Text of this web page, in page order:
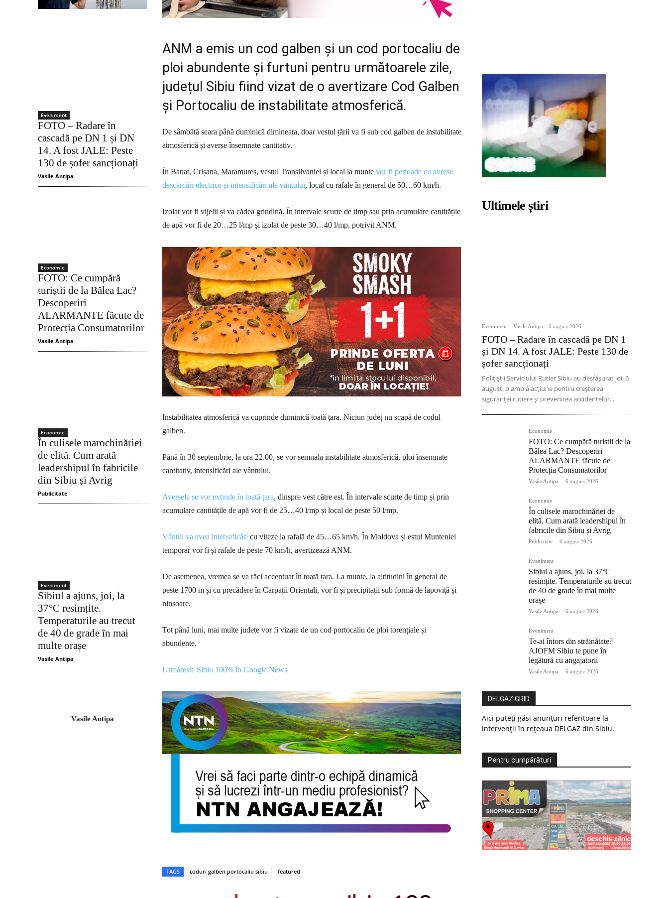
Eveniment
FOTO – Radare în
cascadă pe DN 1 și DN
14. A fost JALE: Peste
130 de șofer sancționați
Vasile Antipa
Economie
FOTO: Ce cumpără
turiștii de la Bâlea Lac?
Descoperiri
ALARMANTE făcute de
Protecția Consumatorilor
Vasile Antipa
Economie
În culisele marochinăriei
de elită. Cum arată
leadershipul în fabricile
din Sibiu și Avrig
Publicitate
Eveniment
Sibiul a ajuns, joi, la
37°C resimțite.
Temperaturile au trecut
de 40 de grade în mai
multe orașe
Vasile Antipa
Vasile Antipa
ANM a emis un cod galben și un cod portocaliu de
ploi abundente și furtuni pentru următoarele zile,
județul Sibiu fiind vizat de o avertizare Cod Galben
și Portocaliu de instabilitate atmosferică.
De sâmbătă seara până duminică dimineața, doar vestul țării va fi sub cod galben de instabilitate
atmosferică și averse însemnate cantitativ.
În Banat, Crișana, Maramureș, vestul Transilvaniei și local la munte vor fi perioade cu averse,
descărcări electrice și intensificări ale vântului, local cu rafale în general de 50…60 km/h.
Izolat vor fi vijelii și va cădea grindină. În intervale scurte de timp sau prin acumulare cantitățile
de apă vor fi de 20…25 l/mp și izolat de peste 30…40 l/mp, potrivit ANM.
Instabilitatea atmosferică va cuprinde duminică toată țara. Niciun județ nu scapă de codul
galben.
Până în 30 septembrie, la ora 22.00, se vor semnala instabilitate atmosferică, ploi însemnate
cantitativ, intensificări ale vântului.
Aversele se vor extinde în toată țara, dinspre vest către est. În intervale scurte de timp și prin
acumulare cantitățile de apă vor fi de 25…40 l/mp și local de peste 50 l/mp.
Vântul va avea intensificări cu viteze la rafală de 45…65 km/h. În Moldova și estul Munteniei
temporar vor fi și rafale de peste 70 km/h, avertizează ANM.
De asemenea, vremea se va răci accentuat în toată țara. La munte, la altitudini în general de
peste 1700 m și cu precădere în Carpații Orientali, vor fi și precipitații sub formă de lapoviță și
ninsoare.
Tot până luni, mai multe județe vor fi vizate de un cod portocaliu de ploi torențiale și
abundente.
Urmărește Sibiu 100% în Google News
TAGS coduri galben portocaliu sibiu featured
Ultimele știri
Eveniment Vasile Antipa - 6 august 2026
FOTO – Radare în cascadă pe DN 1
și DN 14. A fost JALE: Peste 130 de
șofer sancționați
Polițiștii Serviciului Rutier Sibiu au desfășurat joi, 6
august, o amplă acțiune pentru creșterea
siguranței rutiere și prevenirea accidentelor...
Economie
FOTO: Ce cumpără turiștii de la
Bâlea Lac? Descoperiri
ALARMANTE făcute de
Protecția Consumatorilor
Vasile Antipa - 6 august 2026
Economie
În culisele marochinăriei de
elită. Cum arată leadershipul în
fabricile din Sibiu și Avrig
Publicitate - 6 august 2026
Eveniment
Sibiul a ajuns, joi, la 37°C
resimțite. Temperaturile au trecut
de 40 de grade în mai multe
orașe
Vasile Antipa - 6 august 2026
Eveniment
Te-ai întors din străinătate?
AJOFM Sibiu te pune în
legătură cu angajatorii
Vasile Antipa - 6 august 2026
DELGAZ GRID
Aici puteți găsi anunțuri referitoare la
intervenții în rețeaua DELGAZ din Sibiu.
Pentru cumpărături